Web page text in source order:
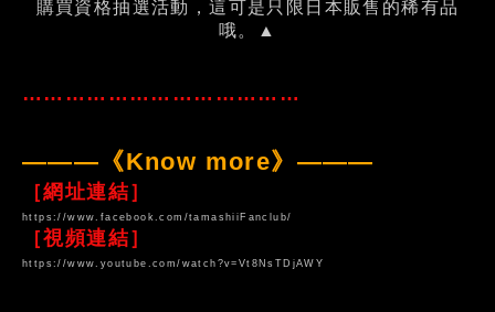
購買資格抽選活動，這可是只限日本販售的稀有品
哦。▲
…………………………………
———《Know more》———
［網址連結］
https://www.facebook.com/tamashiiFanclub/
［視頻連結］
https://www.youtube.com/watch?v=Vt8NsTDjAWY